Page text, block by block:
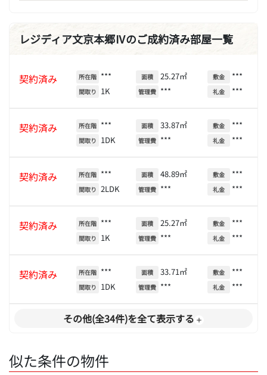
レジディア文京本郷Ⅳのご成約済み部屋一覧
契約済み 所在階 ***
間取り 1K
面積 25.27㎡
管理費 ***
敷金 ***
礼金 ***
契約済み 所在階 ***
間取り 1DK
面積 33.87㎡
管理費 ***
敷金 ***
礼金 ***
契約済み 所在階 ***
間取り 2LDK
面積 48.89㎡
管理費 ***
敷金 ***
礼金 ***
契約済み 所在階 ***
間取り 1K
面積 25.27㎡
管理費 ***
敷金 ***
礼金 ***
契約済み 所在階 ***
間取り 1DK
面積 33.71㎡
管理費 ***
敷金 ***
礼金 ***
その他(全34件)を全て表示する
似た条件の物件